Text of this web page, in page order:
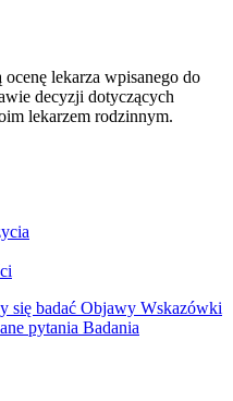
lekarza wpisanego do
decyzji dotyczących
lekarzem rodzinnym.
się badać Objawy Wskazówki
pytania Badania